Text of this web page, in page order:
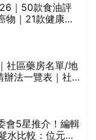
｜50款食油評
物｜21款健康煮
社區藥房名單/地
法一覽表｜社
會5星推介！編輯
水比較：位元